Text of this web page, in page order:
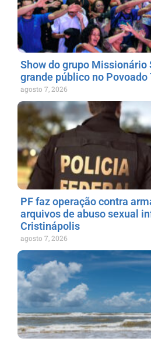
Show do grupo Missionário
grande público no Povoado
agosto 7, 2026
PF faz operação contra
arquivos de abuso sexual
Cristinápolis
agosto 7, 2026